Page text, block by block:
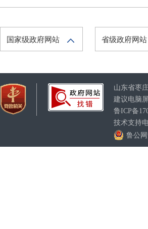
国家级政府网站 省级政府网站
山东省枣
建议电脑
鲁ICP备
技术支持
鲁公网